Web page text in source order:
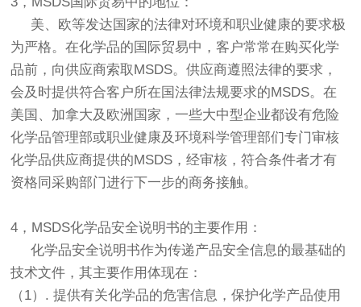
美、欧等发达国家的法律对环境和职业健康的要求极
为严格。在化学品的国际贸易中，客户常常在购买化学
品前，向供应商索取MSDS。供应商遵照法律的要求，
会及时提供符合客户所在国法律法规要求的MSDS。在
美国、加拿大及欧洲国家，一些大中型企业都设有危险
化学品管理部或职业健康及环境科学管理部们专门审核
化学品供应商提供的MSDS，经审核，符合条件者才有
资格同采购部门进行下一步的商务接触。
4，MSDS化学品安全说明书的主要作用：
化学品安全说明书作为传递产品安全信息的最基础的
技术文件，其主要作用体现在：
（1）. 提供有关化学品的危害信息，保护化学产品使用